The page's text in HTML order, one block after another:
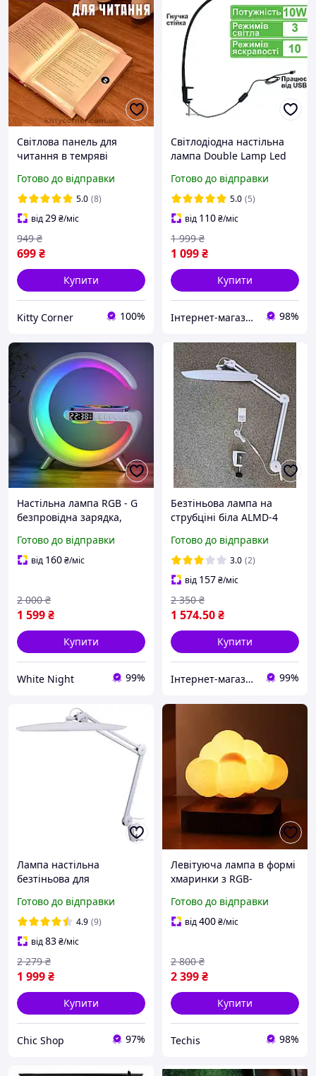
Світлова панель для
читання в темряві
акумуляторна лампа
ліхтарик з регулюванням
яскравості для книг
Готово до відправки
5.0 (8)
від29₴/міс
699₴
949 ₴
Купити
Kitty Corner 100%
Світлодіодна настільна
лампа Double Lamp Led
Готово до відправки
5.0 (5)
від 110₴/міс
1 099₴
1 999 ₴
Купити
Інтернет-магазин 98%
Настільна лампа RGB - G
безпровідна зарядка,
Готово до відправки
від 160₴/міс
1 599₴
2 000 ₴
Купити
White Night 99%
Безтіньова лампа на
струбціні біла ALMD-4
Готово до відправки
3.0 (2)
від 157₴/міс
1 574.50₴
2 350 ₴
Купити
Інтернет-магазин Star Beauty 99%
Лампа настільна
безтіньова для
24W 4-режим LED з
настільним кріпленням
FS-777 6500k
Готово до відправки
4.9 (9)
від83₴/міс
1 999₴
2 279 ₴
Купити
Chic Shop 97%
Левітуюча лампа в формі
хмаринки з RGB-
підставкою із світлого
дерева
Готово до відправки
від400₴/міс
2 399₴
2 800 ₴
Купити
Techis 98%